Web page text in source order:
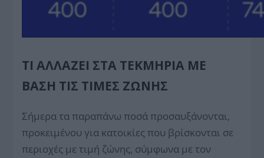
ΤΙ ΑΛΛΆΖΕΙ ΣΤΑ ΤΕΚΜΉΡΙΑ ΜΕ
ΒΆΣΗ ΤΙΣ ΤΙΜΈΣ ΖΏΝΗΣ
Σήμερα τα παραπάνω ποσά προσαυξάνονται,
προκειμένου για κατοικίες που βρίσκονται σε
περιοχές με τιμή ζώνης, σύμφωνα με τον